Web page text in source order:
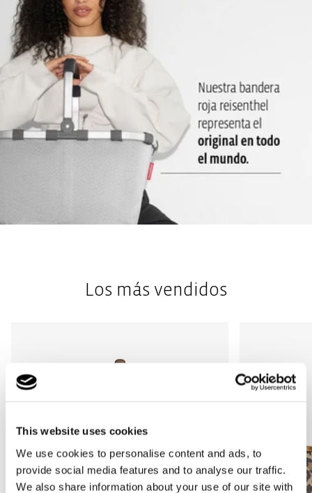
This website uses cookies
We use cookies to personalise content and ads, to
provide social media features and to analyse our traffic.
We also share information about your use of our site with
que pasarle un paño húmedo
Con dos asas: Para transportar tus cosas cómodamente
Un bolsillo exterior: Ideal para objetos planos como servilletas
o tablas de cortar
Los más vendidos